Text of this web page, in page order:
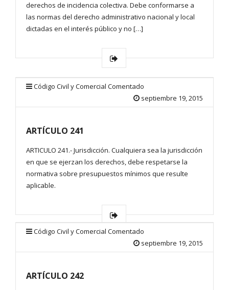
derechos de incidencia colectiva. Debe conformarse a
las normas del derecho administrativo nacional y local
dictadas en el interés público y no […]
Código Civil y Comercial Comentado
septiembre 19, 2015
ARTÍCULO 241
ARTICULO 241.- Jurisdicción. Cualquiera sea la jurisdicción
en que se ejerzan los derechos, debe respetarse la
normativa sobre presupuestos mínimos que resulte
aplicable.
Código Civil y Comercial Comentado
septiembre 19, 2015
ARTÍCULO 242